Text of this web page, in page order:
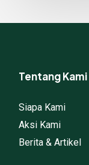
Tentang Kami
Siapa Kami
Aksi Kami
Berita & Artikel